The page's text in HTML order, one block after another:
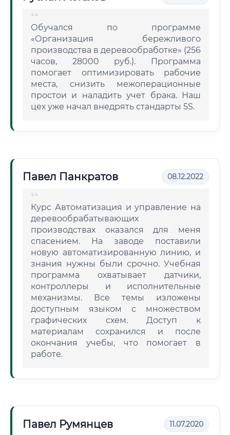
Обучался по программе
«Организация бережливого
производства в деревообработке» (256
часов, 28000 руб.). Программа
помогает оптимизировать рабочие
места, снизить межоперационные
простои и наладить учет брака. Наш
цех уже начал внедрять стандарты 5S.
Павел Панкратов 08.12.2022
Курс Автоматизация и управление на
деревообрабатывающих
производствах оказался для меня
спасением. На заводе поставили
новую автоматизированную линию, и
знания нужны были срочно. Учебная
программа охватывает датчики,
контроллеры и исполнительные
механизмы. Все темы изложены
доступным языком с множеством
графических схем. Доступ к
материалам сохранился и после
окончания учебы, что помогает в
работе.
Павел Румянцев 11.07.2020